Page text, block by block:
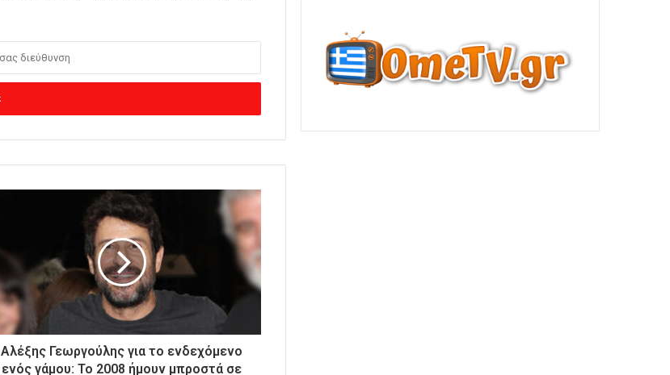
Αλέξης Γεωργούλης για το ενδεχόμενο
ενός γάμου: Το 2008 ήμουν μπροστά σε